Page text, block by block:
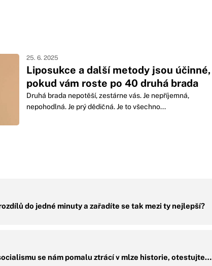
Liposukce a další metody jsou účinné,
pokud vám roste po 40 druhá brada
25. 6. 2025
Druhá brada nepotěší, zestárne vás. Je nepříjemná,
nepohodlná. Je prý dědičná. Je to všechno...
do jedné minuty a zařadíte se tak mezi ty nejlepší?
se nám pomalu ztrácí v mlze historie, otestujte…